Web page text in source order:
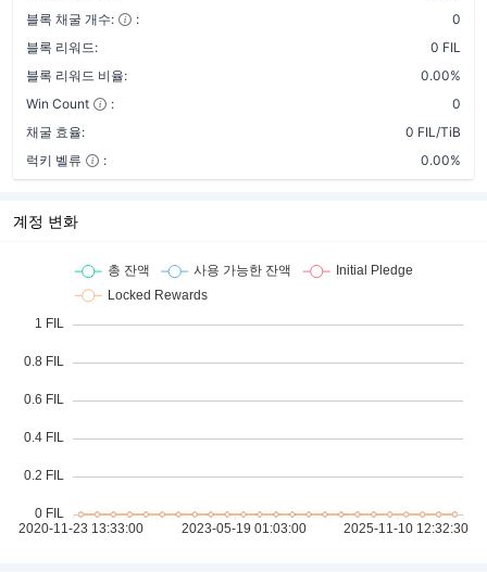
블록 채굴 개수:
:
0
블록 리워드:
0 FIL
블록 리워드 비율:
0.00%
Win Count
:
0
채굴 효율:
0 FIL/TiB
럭키 벨류
: 0.00%
계정 변화